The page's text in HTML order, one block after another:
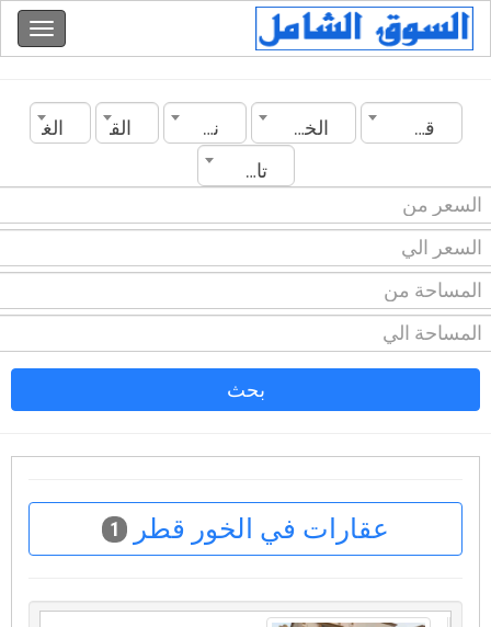
قطر الخور نوع العقار القسم
الغرف
تاريخ الانشاء
بحث
عقارات في الخور قطر 1